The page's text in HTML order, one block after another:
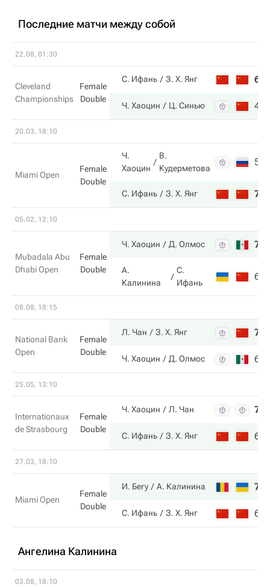
Последние матчи между собой
22.08, 01:30
Cleveland
Championships
Female
Double
С. Ифань З. Х. Янг 6
Ч. Хаоцин Ц. Синью 4
20.03, 18:10
Miami Open
Female
Double
Ч.
Хаоцин
В.
Кудерметова
5
С. Ифань З. Х. Янг 7
05.02, 12:10
Mubadala Abu
Dhabi Open
Female
Double
Ч. Хаоцин Д. Олмос 7
А.
Калинина
С.
Ифань
6
08.08, 18:15
National Bank
Open
Female
Double
Л. Чан З. Х. Янг 7
Ч. Хаоцин Д. Олмос 6
25.05, 13:10
Internationaux
de Strasbourg
Female
Double
Ч. Хаоцин Л. Чан 7
С. Ифань З. Х. Янг 6
27.03, 18:10
Miami Open
Female
Double
И. Бегу А. Калинина 7
С. Ифань З. Х. Янг 6
Ангелина Калинина
03.08, 18:10